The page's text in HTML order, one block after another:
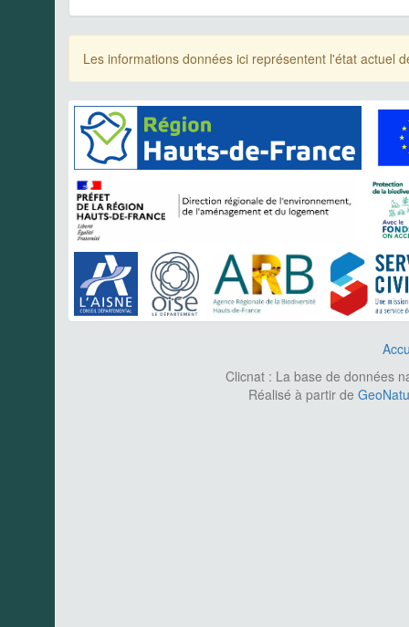
Les informations données ici représentent l'état actuel
Clicnat : La base de données
Réalisé à partir de